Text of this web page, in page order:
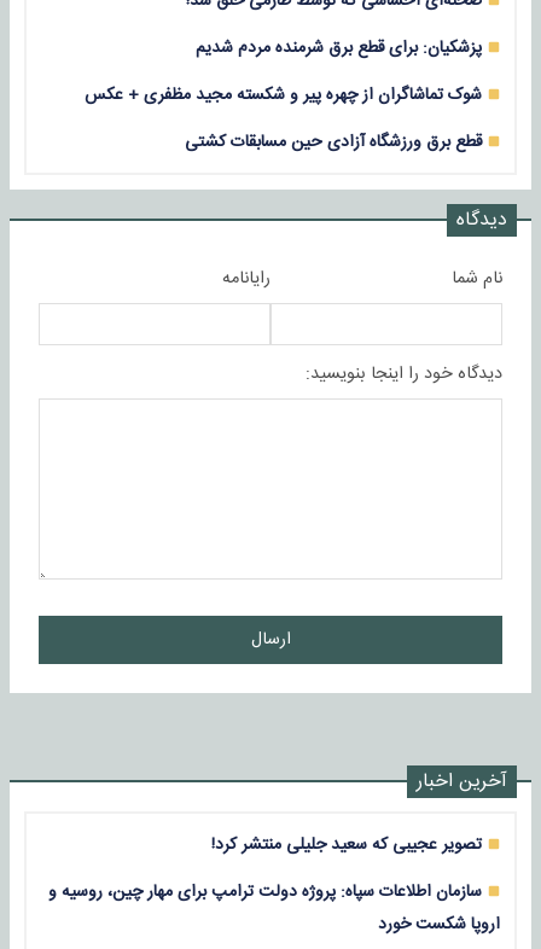
پزشکیان: برای قطع برق شرمنده مردم شدیم
شوک تماشاگران از چهره پیر و شکسته مجید مظفری + عکس
قطع برق ورزشگاه آزادی حین مسابقات کشتی
دیدگاه
نام شما رایانامه
دیدگاه خود را اینجا بنویسید:
ارسال
آخرین اخبار
تصویر عجیبی که سعید جلیلی منتشر کرد!
سازمان اطلاعات سپاه: پروژه دولت ترامپ برای مهار چین، روسیه و
اروپا شکست خورد